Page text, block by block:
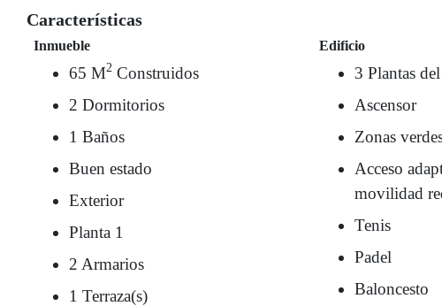
Características
Inmueble
65 M2 Construidos
2 Dormitorios
1 Baños
Buen estado
Exterior
Planta 1
2 Armarios
1 Terraza(s)
Edificio
3 Plantas
Ascensor
Zonas
Acceso
movilidad
Tenis
Padel
Baloncesto